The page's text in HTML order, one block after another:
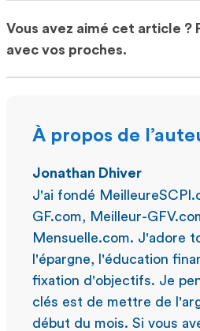
Vous avez aimé cet article ?
avec vos proches.
À propos de
Jonathan Dhiver
J'ai fondé
GF.com, Meilleur-
Mensuelle.com. J'adore
l'épargne, l'éducation
fixation d'objectifs. Je
clés est de mettre de
début du mois. Si vous